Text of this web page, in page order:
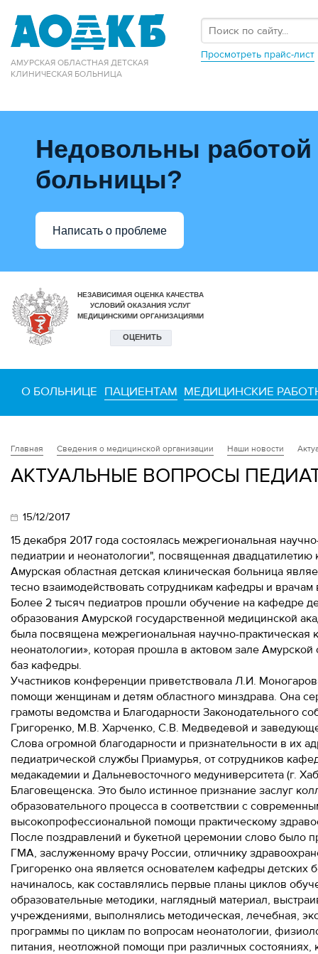
АМУРСКАЯ ОБЛАСТНАЯ ДЕТСКАЯ
КЛИНИЧЕСКАЯ БОЛЬНИЦА
Просмотреть прайс-лист
Недовольны работой
больницы?
Написать о проблеме
О БОЛЬНИЦЕ ПАЦИЕНТАМ МЕДИЦИНСКИЕ
Главная Сведения о медицинской организации Наши новости
АКТУАЛЬНЫЕ ВОПРОСЫ
15/12/2017
15 декабря 2017 года состоялась межрегиональная
педиатрии и неонатологии", посвященная
Амурская областная детская клиническая больница
тесно взаимодействовать сотрудникам кафедры и
Более 2 тысяч педиатров прошли обучение на кафедре
образования Амурской государственной медицинской
была посвящена межрегиональная научно-
неонатологии», которая прошла в актовом зале
баз кафедры.
Участников конференции приветствовала Л.И.
помощи женщинам и детям областного минздрава. Она
грамоты ведомства и Благодарности Законодательного
Григоренко, М.В. Харченко, С.В. Медведевой и
Слова огромной благодарности и признательности в их
педиатрической службы Приамурья, от сотрудников
медакадемии и Дальневосточного медуниверситета (г.
Благовещенска. Это было истинное признание заслуг
образовательного процесса в соответствии с
высокопрофессиональной помощи практическому
После поздравлений и букетной церемонии слово было
ГМА, заслуженному врачу России, отличнику
Григоренко она является основателем кафедры детских
начиналось, как составлялись первые планы циклов
образовательные методики, наглядный материал,
учреждениями, выполнялись методическая, лечебная,
программы по циклам по вопросам неонатологии,
питания, неотложной помощи при различных состояниях,